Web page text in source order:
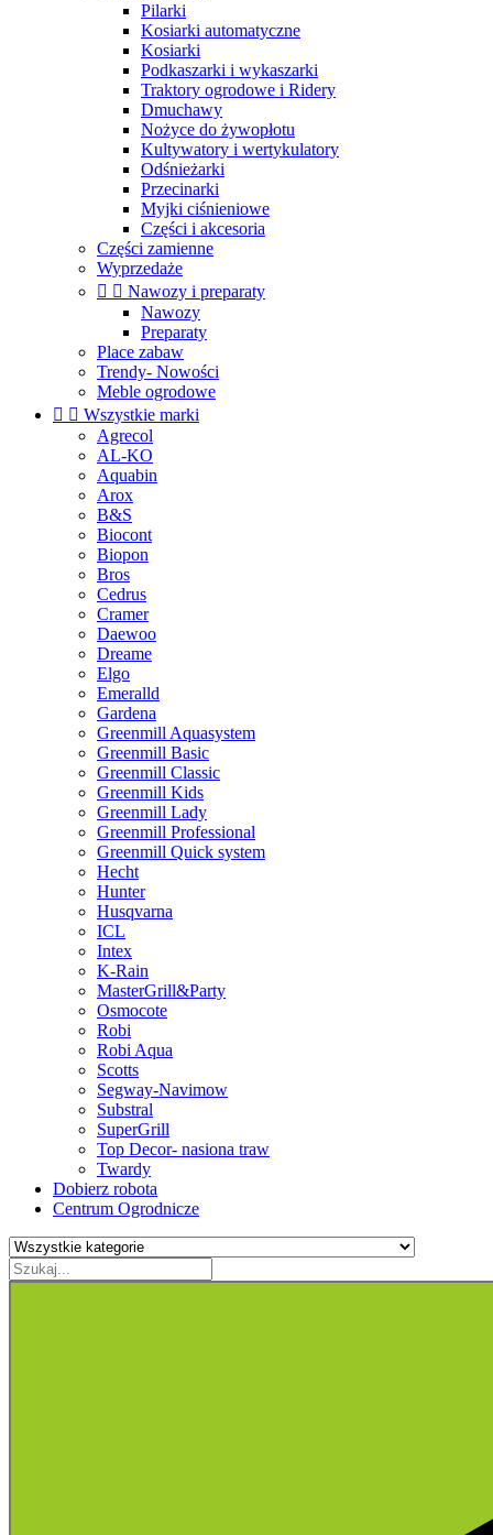
Pilarki
Kosiarki automatyczne
Kosiarki
Podkaszarki i wykaszarki
Traktory ogrodowe i Ridery
Dmuchawy
Nożyce do żywopłotu
Kultywatory i wertykulatory
Odśnieżarki
Przecinarki
Myjki ciśnieniowe
Części i akcesoria
Części zamienne
Wyprzedaże
  Nawozy i preparaty
Nawozy
Preparaty
Place zabaw
Trendy- Nowości
Meble ogrodowe
  Wszystkie marki
Agrecol
AL-KO
Aquabin
Arox
B&S
Biocont
Biopon
Bros
Cedrus
Cramer
Daewoo
Dreame
Elgo
Emeralld
Gardena
Greenmill Aquasystem
Greenmill Basic
Greenmill Classic
Greenmill Kids
Greenmill Lady
Greenmill Professional
Greenmill Quick system
Hecht
Hunter
Husqvarna
ICL
Intex
K-Rain
MasterGrill&Party
Osmocote
Robi
Robi Aqua
Scotts
Segway-Navimow
Substral
SuperGrill
Top Decor- nasiona traw
Twardy
Dobierz robota
Centrum Ogrodnicze